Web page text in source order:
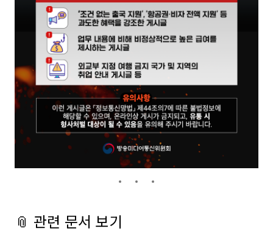
📎 관련 문서 보기